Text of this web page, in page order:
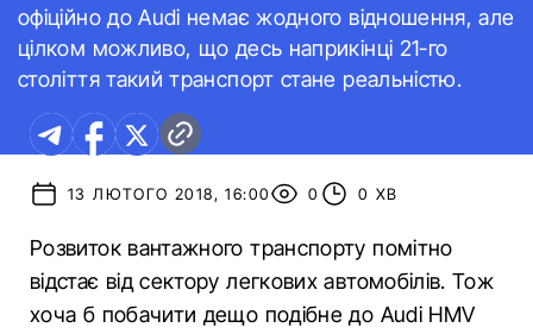
офіційно до Audi немає жодного відношення, але
цілком можливо, що десь наприкінці 21-го
століття такий транспорт стане реальністю.
13 ЛЮТОГО 2018, 16:00 0 0 ХВ
Розвиток вантажного транспорту помітно
відстає від сектору легкових автомобілів. Тож
хоча б побачити дещо подібне до Audi HMV